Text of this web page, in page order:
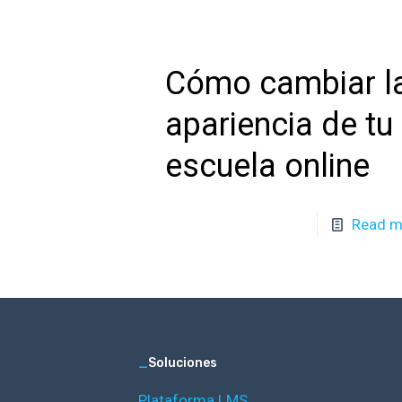
Cómo cambiar
apariencia de tu
escuela online
Read
_Soluciones